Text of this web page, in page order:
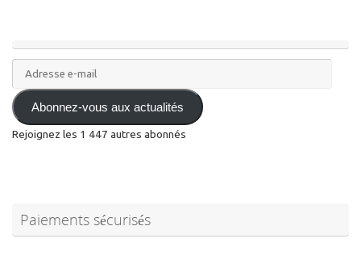
Adresse
e-
mail Abonnez-vous aux actualités
Rejoignez les 1 447 autres abonnés
Paiements sécurisés